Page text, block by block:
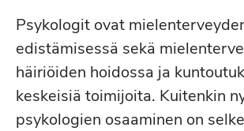
Psykologit ovat
edistämisessä sekä
häiriöiden hoidossa ja
keskeisiä toimijoita. Kuitenkin
psykologien osaaminen on